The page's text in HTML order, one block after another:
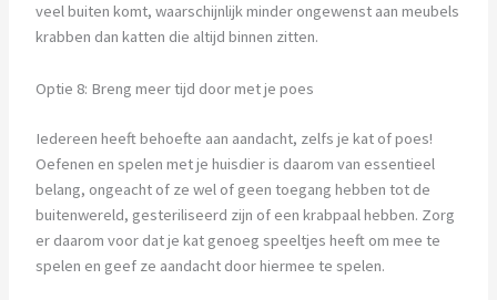
veel buiten komt, waarschijnlijk minder ongewenst aan meubels
krabben dan katten die altijd binnen zitten.
Optie 8: Breng meer tijd door met je poes
Iedereen heeft behoefte aan aandacht, zelfs je kat of poes!
Oefenen en spelen met je huisdier is daarom van essentieel
belang, ongeacht of ze wel of geen toegang hebben tot de
buitenwereld, gesteriliseerd zijn of een krabpaal hebben. Zorg
er daarom voor dat je kat genoeg speeltjes heeft om mee te
spelen en geef ze aandacht door hiermee te spelen.